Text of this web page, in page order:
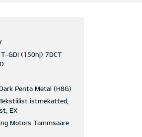
T-GDI (150hj) 7DCT
Dark Penta Metal (H8G)
istmekatted,
EX
Motors Tammsaare